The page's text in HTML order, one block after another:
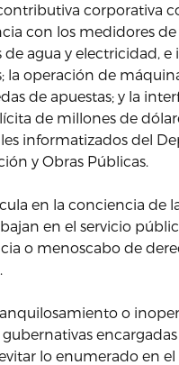
corporativa
con los medidores
de agua y electricidad,
la operación de
de apuestas; y la
de millones de
informatizados del
y Obras Públicas.
en la conciencia de
en el servicio
o menoscabo de
o
lo enumerado en el